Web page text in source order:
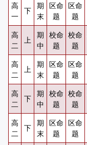
高
一
下
期
末
区命
题
区命
题
高
二
上
期
中
校命
题
校命
题
高
二
上
期
末
区命
题
区命
题
高
二
下
期
中
校命
题
校命
题
高
二
下
期
末
区命
题
区命
题